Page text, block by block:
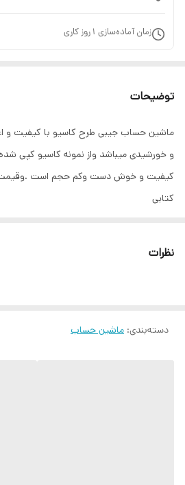
زمان آماده‌سازی 1 روز کاری
توضیحات
و خورشیدی میباشد واز نمونه کاسیو کپی
کیفیت و خوش دست وکم حجم است .وقیمت
کتابی
نظرات
دسته‌بندی: ماشین حساب